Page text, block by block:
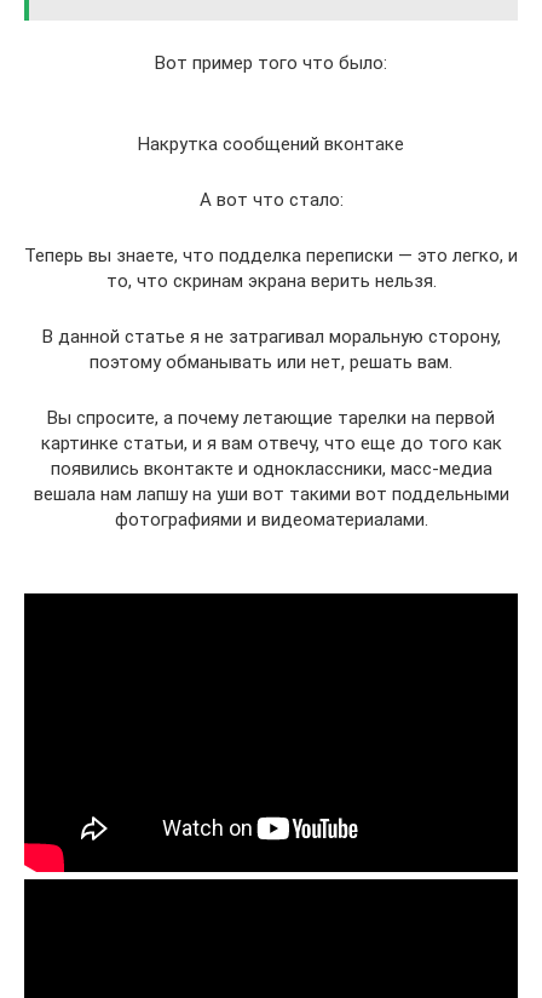
Вот пример того что было:
Накрутка сообщений вконтаке
А вот что стало:
Теперь вы знаете, что подделка переписки — это легко, и
то, что скринам экрана верить нельзя.
В данной статье я не затрагивал моральную сторону,
поэтому обманывать или нет, решать вам.
Вы спросите, а почему летающие тарелки на первой
картинке статьи, и я вам отвечу, что еще до того как
появились вконтакте и одноклассники, масс-медиа
вешала нам лапшу на уши вот такими вот поддельными
фотографиями и видеоматериалами.